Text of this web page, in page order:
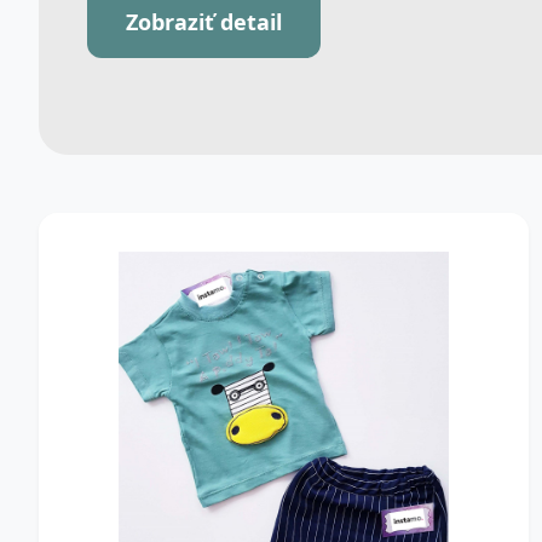
Zobraziť detail